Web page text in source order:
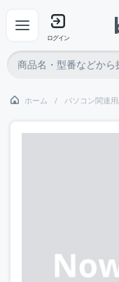
ログイン
ホーム パソコン関連